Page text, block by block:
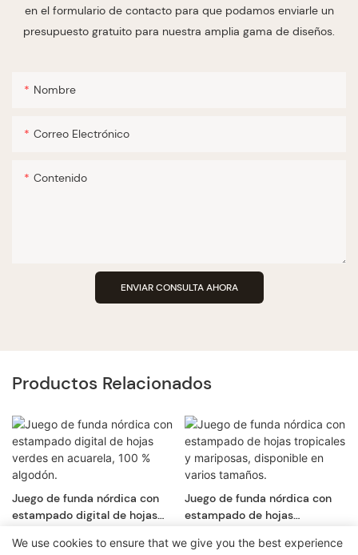
en el formulario de contacto para que podamos enviarle un
presupuesto gratuito para nuestra amplia gama de diseños.
Nombre
Correo Electrónico
Contenido
ENVIAR CONSULTA AHORA
Productos Relacionados
Juego de funda nórdica con
estampado digital de hojas
algodón.
Juego de funda nórdica con
estampado de hojas
disponible en varios tamaños.
We use cookies to ensure that we give you the best experience